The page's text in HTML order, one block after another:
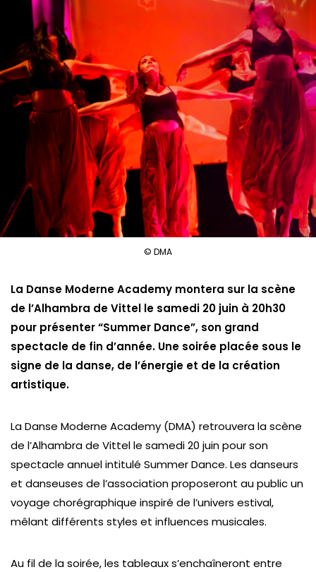
© DMA
La Danse Moderne Academy montera sur la scène
de l’Alhambra de Vittel le samedi 20 juin à 20h30
pour présenter “Summer Dance”, son grand
spectacle de fin d’année. Une soirée placée sous le
signe de la danse, de l’énergie et de la création
artistique.
La Danse Moderne Academy (DMA) retrouvera la scène
de l’Alhambra de Vittel le samedi 20 juin pour son
spectacle annuel intitulé Summer Dance. Les danseurs
et danseuses de l’association proposeront au public un
voyage chorégraphique inspiré de l’univers estival,
mêlant différents styles et influences musicales.
Au fil de la soirée, les tableaux s’enchaîneront entre